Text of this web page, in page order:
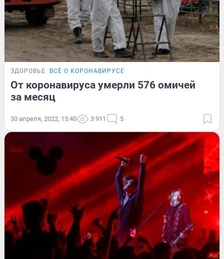
ЗДОРОВЬЕ ВСЁ О КОРОНАВИРУСЕ
От коронавируса умерли 576 омичей
за месяц
30 апреля, 2022, 15:40 3 911 5